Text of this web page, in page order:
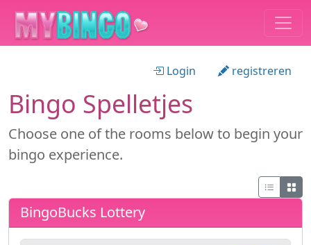
Login registreren
Bingo Spelletjes
Choose one of the rooms below to begin your
bingo experience.
BingoBucks Lottery